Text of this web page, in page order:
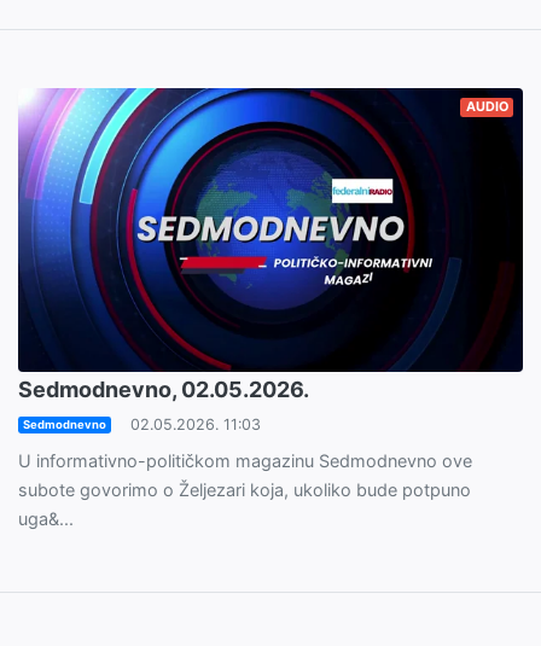
AUDIO
Sedmodnevno, 02.05.2026.
Sedmodnevno 02.05.2026. 11:03
U informativno-političkom magazinu Sedmodnevno ove
subote govorimo o Željezari koja, ukoliko bude potpuno
uga&...